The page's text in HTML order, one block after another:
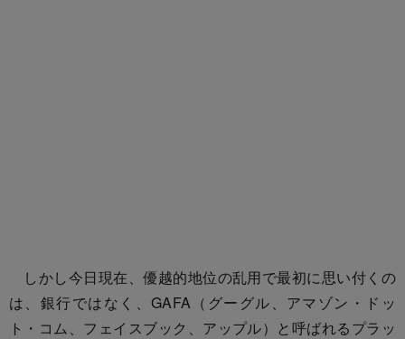
しかし今日現在、優越的地位の乱用で最初に思い付くの
は、銀行ではなく、GAFA（グーグル、アマゾン・ドッ
ト・コム、フェイスブック、アップル）と呼ばれるプラッ